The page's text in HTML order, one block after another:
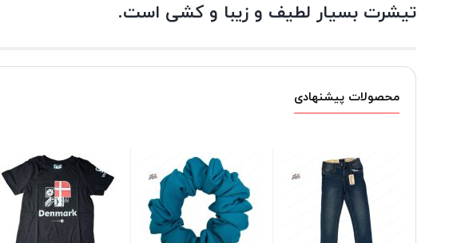
تیشرت بسیار لطیف و زیبا و کشی است.
محصولات پیشنهادی